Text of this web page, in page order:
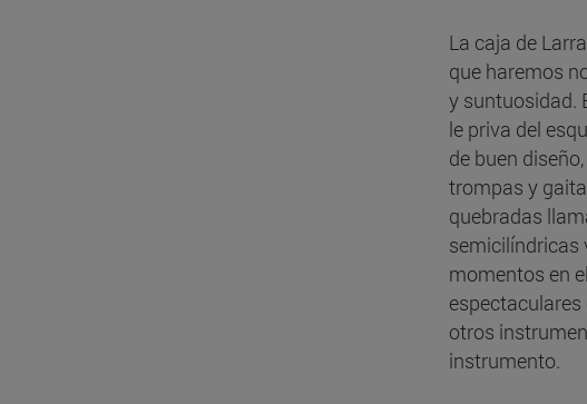
La caja de
que haremos
y suntuosidad.
le priva del
de buen
trompas y
quebradas
semicilíndricas
momentos en
otros
instrumento.